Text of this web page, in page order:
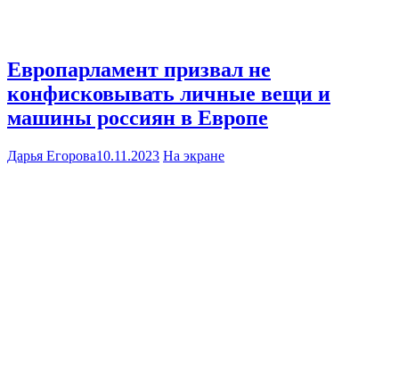
Европарламент призвал не
конфисковывать личные вещи и
машины россиян в Европе
Дарья Егорова10.11.2023 На экране